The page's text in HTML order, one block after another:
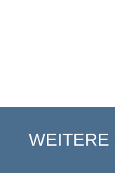
WEITERE